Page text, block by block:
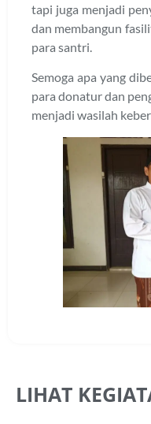
tapi juga menjadi
dan membangun
para santri.
Semoga apa yang
para donatur dan
menjadi wasilah
LIHAT